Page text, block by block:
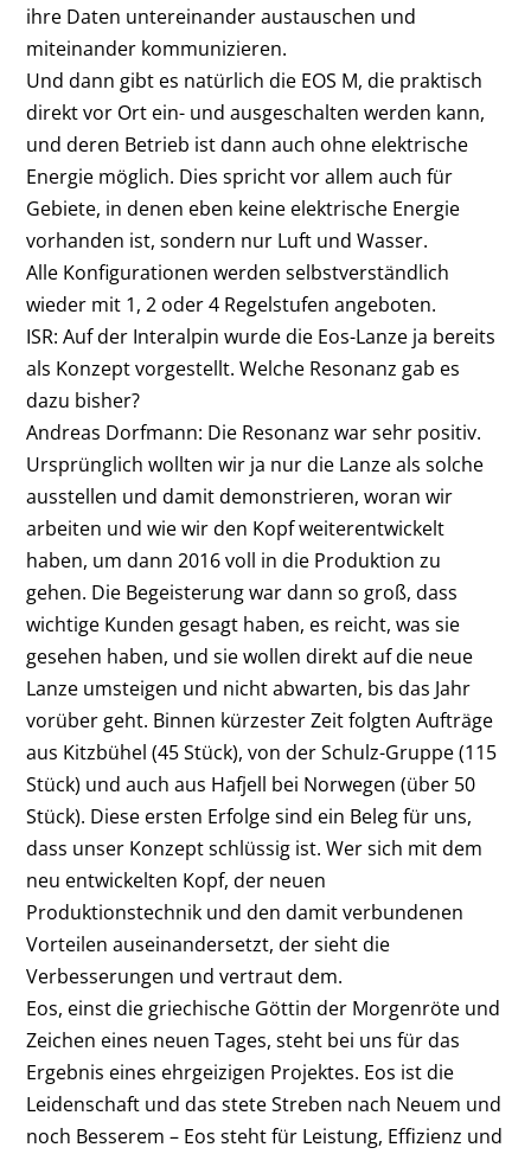
ihre Daten untereinander austauschen und
miteinander kommunizieren.
Und dann gibt es natürlich die EOS M, die praktisch
direkt vor Ort ein- und ausgeschalten werden kann,
und deren Betrieb ist dann auch ohne elektrische
Energie möglich. Dies spricht vor allem auch für
Gebiete, in denen eben keine elektrische Energie
vorhanden ist, sondern nur Luft und Wasser.
Alle Konfigurationen werden selbstverständlich
wieder mit 1, 2 oder 4 Regelstufen angeboten.
ISR: Auf der Interalpin wurde die Eos-Lanze ja bereits
als Konzept vorgestellt. Welche Resonanz gab es
dazu bisher?
Andreas Dorfmann: Die Resonanz war sehr positiv.
Ursprünglich wollten wir ja nur die Lanze als solche
ausstellen und damit demonstrieren, woran wir
arbeiten und wie wir den Kopf weiterentwickelt
haben, um dann 2016 voll in die Produktion zu
gehen. Die Begeisterung war dann so groß, dass
wichtige Kunden gesagt haben, es reicht, was sie
gesehen haben, und sie wollen direkt auf die neue
Lanze umsteigen und nicht abwarten, bis das Jahr
vorüber geht. Binnen kürzester Zeit folgten Aufträge
aus Kitzbühel (45 Stück), von der Schulz-Gruppe (115
Stück) und auch aus Hafjell bei Norwegen (über 50
Stück). Diese ersten Erfolge sind ein Beleg für uns,
dass unser Konzept schlüssig ist. Wer sich mit dem
neu entwickelten Kopf, der neuen
Produktionstechnik und den damit verbundenen
Vorteilen auseinandersetzt, der sieht die
Verbesserungen und vertraut dem.
Eos, einst die griechische Göttin der Morgenröte und
Zeichen eines neuen Tages, steht bei uns für das
Ergebnis eines ehrgeizigen Projektes. Eos ist die
Leidenschaft und das stete Streben nach Neuem und
noch Besserem – Eos steht für Leistung, Effizienz und